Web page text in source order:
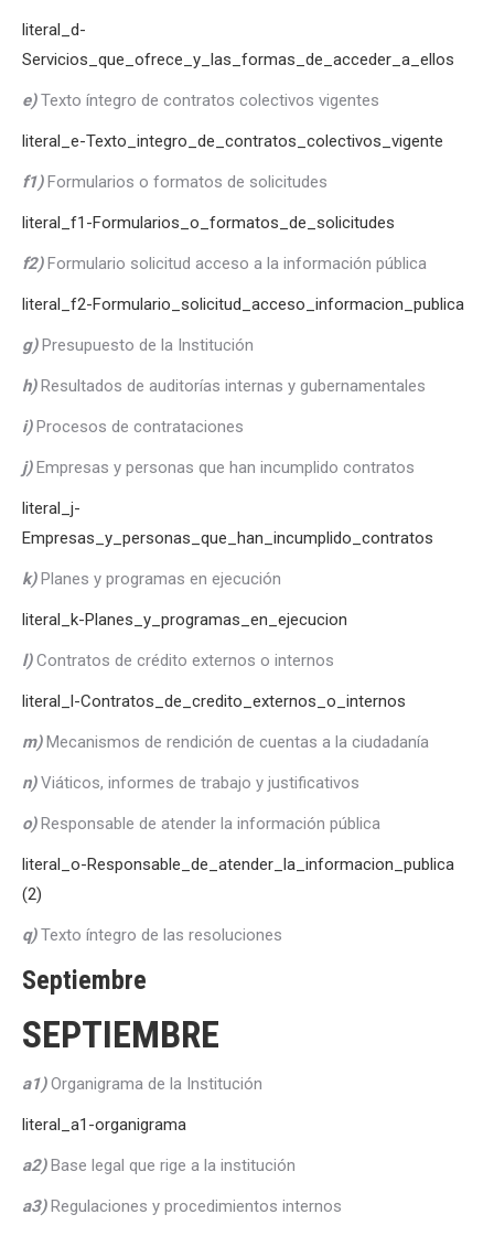
literal_d-
Servicios_que_ofrece_y_las_formas_de_acceder_a_ellos
e)Texto íntegro de contratos colectivos vigentes
literal_e-Texto_integro_de_contratos_colectivos_vigente
f1)Formularios o formatos de solicitudes
literal_f1-Formularios_o_formatos_de_solicitudes
f2)Formulario solicitud acceso a la información pública
literal_f2-Formulario_solicitud_acceso_informacion_publica
g) Presupuesto de la Institución
h)Resultados de auditorías internas y gubernamentales
i) Procesos de contrataciones
j) Empresas y personas que han incumplido contratos
literal_j-
Empresas_y_personas_que_han_incumplido_contratos
k) Planes y programas en ejecución
literal_k-Planes_y_programas_en_ejecucion
l) Contratos de crédito externos o internos
literal_l-Contratos_de_credito_externos_o_internos
m)Mecanismos de rendición de cuentas a la ciudadanía
n)Viáticos, informes de trabajo y justificativos
o)Responsable de atender la información pública
literal_o-Responsable_de_atender_la_informacion_publica
(2)
q) Texto íntegro de las resoluciones
Septiembre
SEPTIEMBRE
a1) Organigrama de la Institución
literal_a1-organigrama
a2) Base legal que rige a la institución
a3)Regulaciones y procedimientos internos